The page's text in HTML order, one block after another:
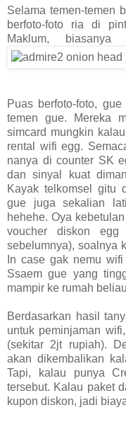
Selama temen-temen
berfoto-foto ria di
Maklum,
Puas berfoto-foto,
temen gue. Mereka
simcard mungkin
rental wifi egg.
nanya di counter SK
dan sinyal kuat
Kayak telkomsel gitu
gue juga sekalian
hehehe. Oya
voucher diskon
sebelumnya), soalnya
In case gak nemu
Ssaem gue yang
mampir ke rumah
Berdasarkan hasil
untuk peminjaman
(sekitar 2jt rupiah).
akan dikembalikan
Tapi, kalau punya
tersebut. Kalau paket
kupon diskon, jadi